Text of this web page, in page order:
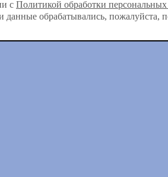
с Политикой обработки
данные обрабатывались, пожалуйста,